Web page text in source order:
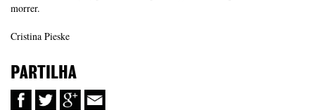
morrer.
Cristina Pieske
PARTILHA